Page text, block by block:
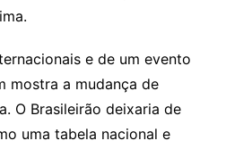
e de um evento
mostra a mudança de
O Brasileirão deixaria de
uma tabela nacional e